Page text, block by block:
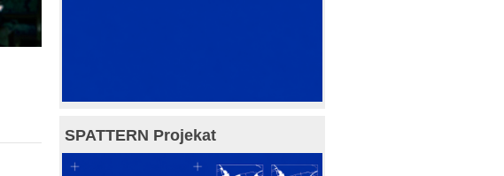
SPATTERN Projekat